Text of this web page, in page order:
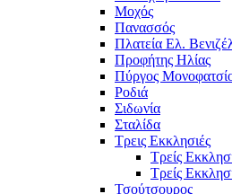
Μοχός
Πανασσός
Πλατεία Ελ.
Προφήτης Ηλίας
Πύργος
Ροδιά
Σιδωνία
Σταλίδα
Τρεις Εκκλησιές
Τρείς
Τρείς
Τσούτσουρος